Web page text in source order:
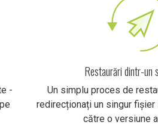
-
Restaurări dintr-un
Un simplu proces de
redirecționați un singur
către o versiune